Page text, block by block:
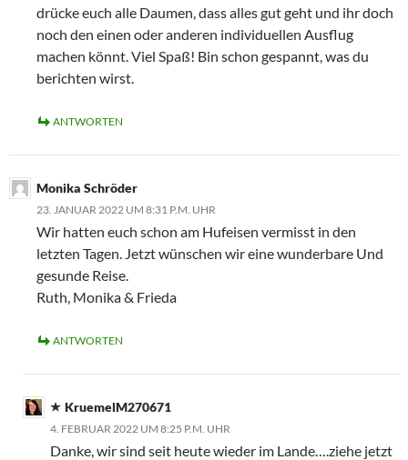
drücke euch alle Daumen, dass alles gut geht und ihr doch
noch den einen oder anderen individuellen Ausflug
machen könnt. Viel Spaß! Bin schon gespannt, was du
berichten wirst.
ANTWORTEN
Monika Schröder
23. JANUAR 2022 UM 8:31 P.M. UHR
Wir hatten euch schon am Hufeisen vermisst in den
letzten Tagen. Jetzt wünschen wir eine wunderbare Und
gesunde Reise.
Ruth, Monika & Frieda
ANTWORTEN
KruemelM270671
4. FEBRUAR 2022 UM 8:25 P.M. UHR
Danke, wir sind seit heute wieder im Lande….ziehe jetzt